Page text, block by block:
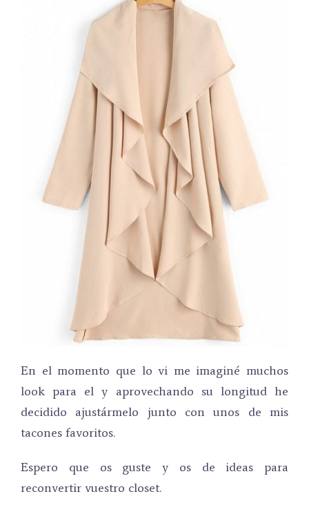
En el momento que lo vi me imaginé muchos
look para el y aprovechando su longitud he
decidido ajustármelo junto con unos de mis
tacones favoritos.
Espero que os guste y os de ideas para
reconvertir vuestro closet.